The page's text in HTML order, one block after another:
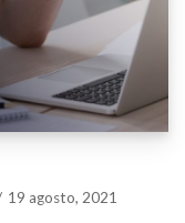
19 agosto, 2021